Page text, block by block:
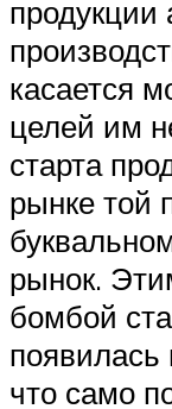
продукции
касается
целей им
старта
рынке той
рынок.
бомбой
появилась
что само